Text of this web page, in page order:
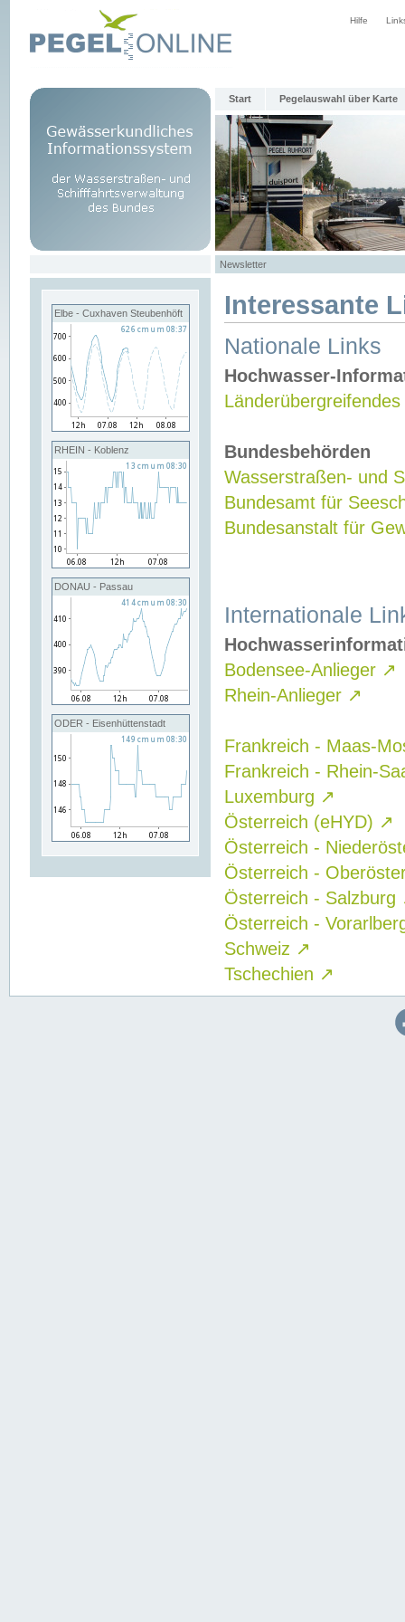
Hilfe
Start Pegelauswahl über Karte
Newsletter
Elbe - Cuxhaven Steubenhöft
RHEIN - Koblenz
DONAU - Passau
ODER - Eisenhüttenstadt
Interessante
Nationale Links
Hochwasser-
Bundesbehörden
Wasserstraßen- und
Bundesamt für
Bundesanstalt für
Internationale
Bodensee-Anlieger ↗
Rhein-Anlieger ↗
Frankreich - Maas-
Frankreich - Rhein-
Luxemburg ↗
Österreich (eHYD) ↗
Österreich -
Österreich -
Österreich - Salzburg
Österreich -
Schweiz ↗
Tschechien ↗